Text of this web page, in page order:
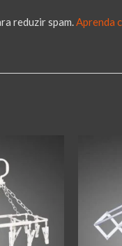
reduzir spam. Aprenda